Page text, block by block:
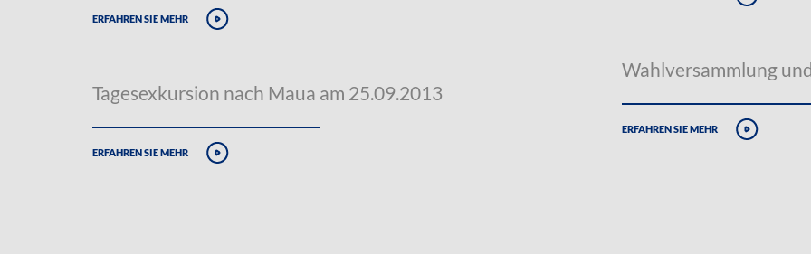
erfahren sie mehr
Tagesexkursion nach Maua am 25.09.2013
erfahren sie mehr
Wahlversammlung
erfahren sie mehr